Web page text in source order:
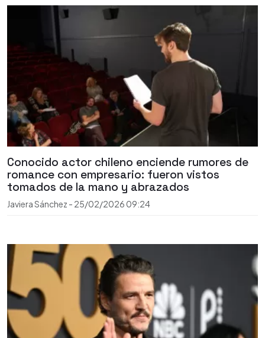
Conocido actor chileno enciende rumores de
romance con empresario: fueron vistos
tomados de la mano y abrazados
Javiera Sánchez - 25/02/2026 09:24